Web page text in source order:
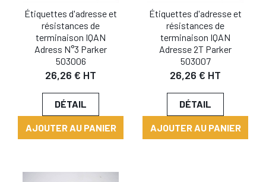
Étiquettes d'adresse et
résistances de
terminaison IQAN
Adress N°3 Parker
503006
26,26 € HT
DÉTAIL
AJOUTER AU PANIER
Étiquettes d'adresse et
résistances de
terminaison IQAN
Adresse 2T Parker
503007
26,26 € HT
DÉTAIL
AJOUTER AU PANIER